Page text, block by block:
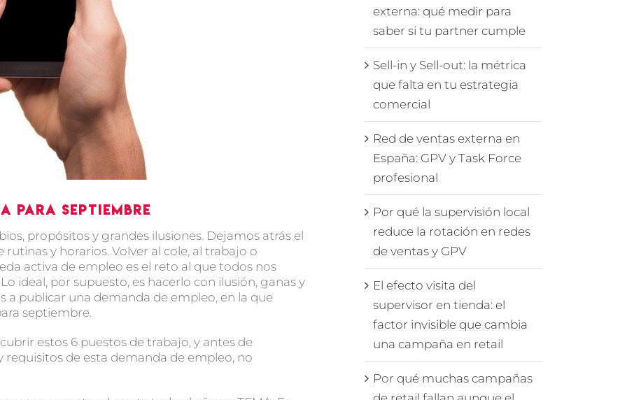
para septiembre
propósitos y grandes ilusiones. Dejamos atrás el
rutinas y horarios. Volver al cole, al trabajo o
activa de empleo es el reto al que todos nos
ideal, por supuesto, es hacerlo con ilusión, ganas y
a publicar una demanda de empleo, en la que
septiembre.
estos 6 puestos de trabajo, y antes de
requisitos de esta demanda de empleo, no
externa: qué medir para
saber si tu partner cumple
Sell-in y Sell-out: la métrica
que falta en tu estrategia
comercial
Red de ventas externa en
España: GPV y Task Force
profesional
Por qué la supervisión local
reduce la rotación en redes
de ventas y GPV
El efecto visita del
supervisor en tienda: el
factor invisible que cambia
una campaña en retail
Por qué muchas campañas